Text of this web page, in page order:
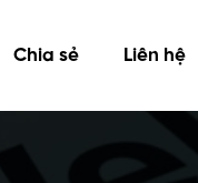
Chia sẻ Liên hệ